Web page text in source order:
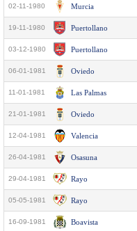
02-11-1980 Murcia
19-11-1980 Puertollano
03-12-1980 Puertollano
06-01-1981 Oviedo
11-01-1981 Las Palmas
21-01-1981 Oviedo
12-04-1981 Valencia
26-04-1981 Osasuna
29-04-1981 Rayo
05-05-1981 Rayo
16-09-1981 Boavista